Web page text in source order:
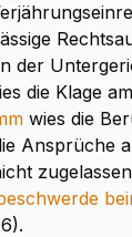
der
die Klage
wies die
Ansprüche